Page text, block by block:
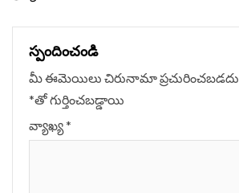
స్పందించండి
మీ ఈమెయిలు చిరునామా ప్రచురించబడదు.
*‌తో గుర్తించబడ్డాయి
వ్యాఖ్య*